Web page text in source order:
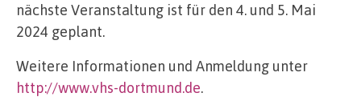
nächste Veranstaltung ist für den 4. und 5. Mai
2024 geplant.
Weitere Informationen und Anmeldung unter
http://www.vhs-dortmund.de.